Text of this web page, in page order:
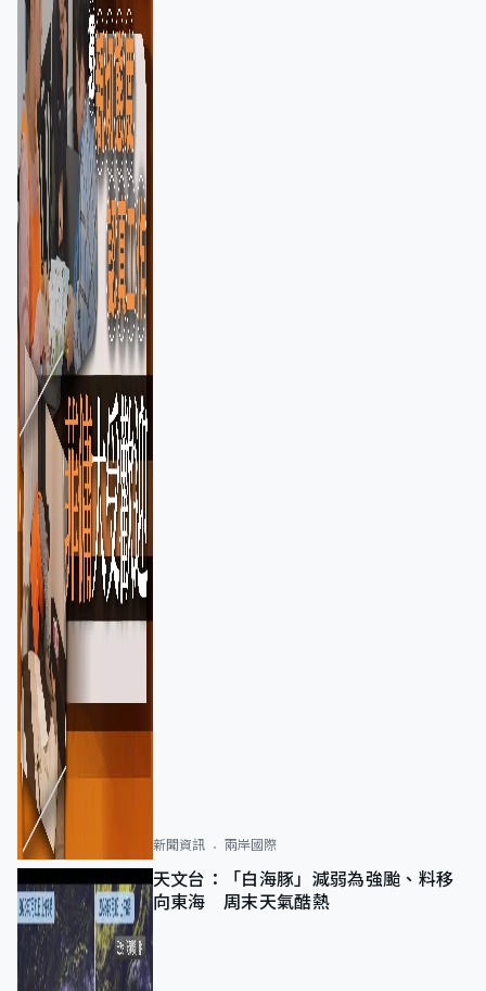
新聞資訊 兩岸國際
天文台：「白海豚」減弱為強颱、料移
向東海 周末天氣酷熱